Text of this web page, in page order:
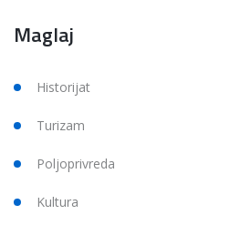
Maglaj
Historijat
Turizam
Poljoprivreda
Kultura